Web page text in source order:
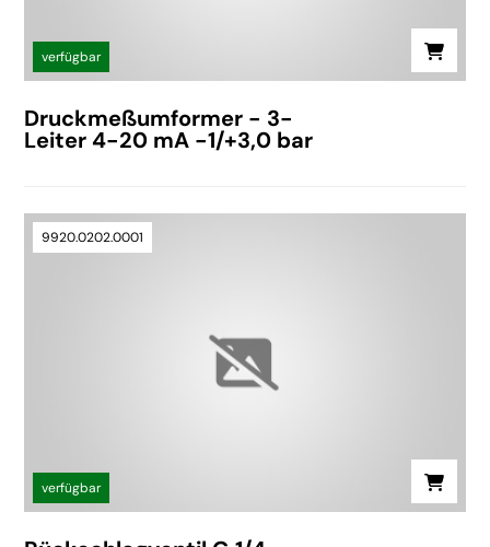
verfügbar
Druckmeßumformer - 3-
Leiter 4-20 mA -1/+3,0 bar
9920.0202.0001
verfügbar